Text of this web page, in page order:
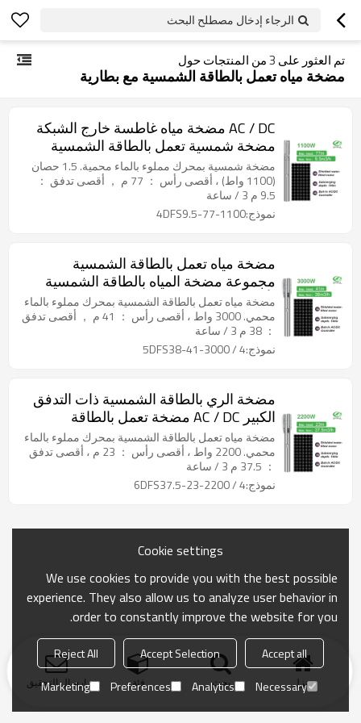
الرجاء إدخال مصطلح البحث
تم العثور على 3من المنتجات حول
مضخة مياه تعمل بالطاقة الشمسية مع بطارية
AC / DC مضخة مياه غاطسة خارج الشبكة
مضخة شمسية تعمل بالطاقة الشمسية
مضخة حديقة بئر مضخة مياه تعمل بالطاقة
الشمسية للمنزل
مضخة شمسية بمحرك مملوء بالماء محمية. 1.5 حصان
(1100 واط) ، أقصى رأس ： 77 م ， أقصى تدفق ：
9.5 م 3 / ساعة
نموذج:4DFS9.5-77-1100
مضخة مياه تعمل بالطاقة الشمسية
مجموعة مضخة المياه بالطاقة الشمسية
لأسعار الزراعة نظام مضخة الآبار التي تعمل
بالطاقة الشمسية
مضخة مياه تعمل بالطاقة الشمسية بمحرك مملوء بالماء
محمي. 3000 واط ، أقصى رأس ： 41 م ， أقصى تدفق
： 38 م 3 / ساعة
نموذج:4 / 5DFS38-41-3000
مضخة الري بالطاقة الشمسية ذات التدفق
الكبير AC / DC مضخة تعمل بالطاقة
الشمسية 3hp مضخة مياه للزراعة سعر
مضخة المياه بالطاقة الشمسية
مضخة مياه تعمل بالطاقة الشمسية بمحرك مملوء بالماء
محمي. 2200 واط ، أقصى رأس ： 23 م ، أقصى تدفق
： 37.5 م 3 / ساعة
نموذج:4 / 6DFS37.5-23-2200
منزل بحث فئة ارسال التحقيق
Cookie settings
We use cookies to provide you with the best possible
experience. They also allow us to analyze user behavior in
order to constantly improve the website for you.
Accept all
Accept Selection
Reject All
Necessary
Analytics
Preferences
Marketing